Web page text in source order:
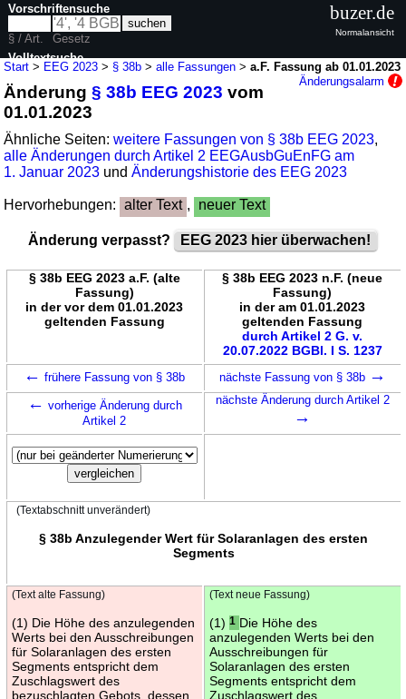
Start > EEG 2023 > § 38b >alle Fassungen >a.F. Fassung ab 01.01.2023
Änderungsalarm
Änderung§ 38b EEG 2023 vom
01.01.2023
Ähnliche Seiten:weitere Fassungen von § 38b EEG 2023,
alle Änderungen durch Artikel 2 EEGAusbGuEnFG am
1. Januar 2023 undÄnderungshistorie des EEG 2023
Hervorhebungen: alter Text , neuer Text
Änderung verpasst? EEG 2023 hier überwachen!
§ 38b EEG 2023 a.F. (alte
Fassung)
in der vor dem 01.01.2023
geltenden Fassung
§ 38b EEG 2023 n.F. (neue
Fassung)
in der am 01.01.2023
geltenden Fassung
durch Artikel 2 G. v.
20.07.2022 BGBl. I S. 1237
← frühere Fassung von § 38b nächste Fassung von § 38b →
← vorherige Änderung durch
Artikel 2
nächste Änderung durch Artikel 2
→
(Textabschnitt unverändert)
§ 38b Anzulegender Wert für Solaranlagen des ersten
Segments
(Text alte Fassung)
(1) Die Höhe des anzulegenden
Werts bei den Ausschreibungen
für Solaranlagen des ersten
Segments entspricht dem
Zuschlagswert des
bezuschlagten Gebots, dessen
(Text neue Fassung)
(1) 1 Die Höhe des
anzulegenden Werts bei den
Ausschreibungen für
Solaranlagen des ersten
Segments entspricht dem
Zuschlagswert des
Vorschriftensuche
§ / Art.
Gesetz
Volltextsuche
nur in EEG 2023
buzer.de
Normalansicht